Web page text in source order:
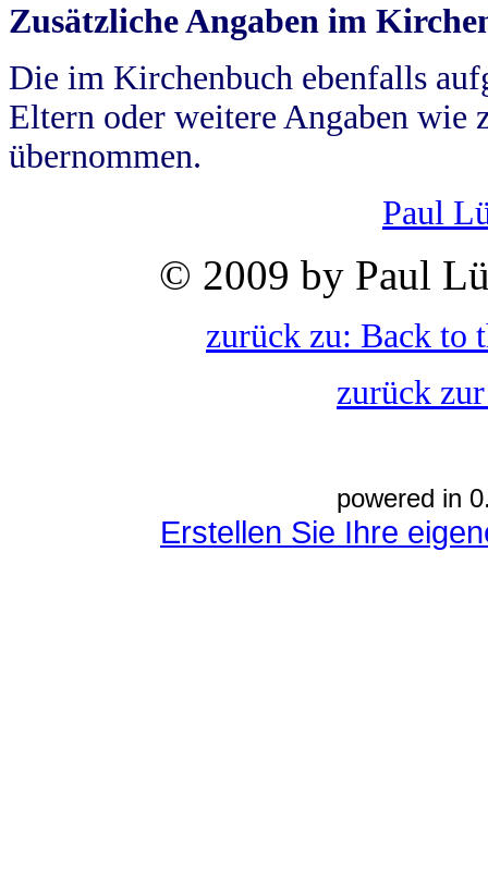
Zusätzliche Angaben im
Die im Kirchenbuch ebenfalls
Eltern oder weitere Angaben wie
übernommen.
Paul
© 2009 by Paul
zurück zu: Back to
zurück
powered in
Erstellen Sie Ihre